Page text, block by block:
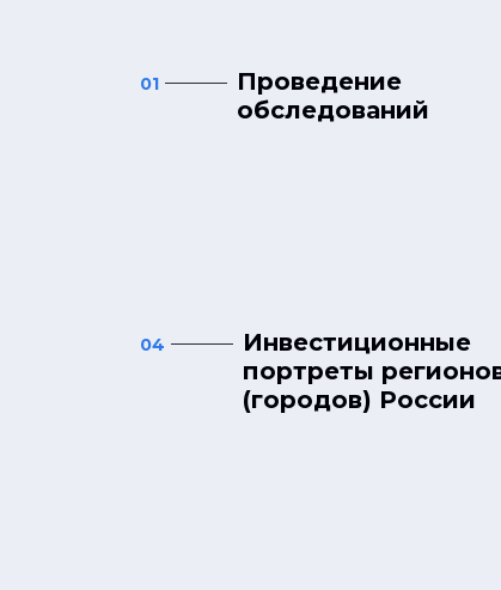
01
Проведение
обследований
04
Инвестиционные
портреты
(городов) России